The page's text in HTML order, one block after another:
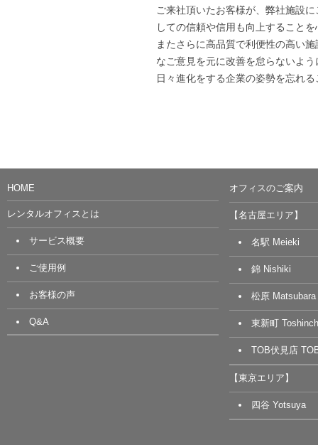
ご来社頂いたお客様が、弊社施設
しての信頼や信用も向上すること
またさらに高品質で利便性の高い
なご意見を元に改善を怠らないよ
日々進化をする企業の姿勢を忘れ
HOME
レンタルオフィスとは
サービス概要
ご使用例
お客様の声
Q&A
オフィスのご案内
【名古屋エリア】
名駅 Meieki
錦 Nishiki
松原 Matsubara
東新町
TOB伏見店
【東京エリア】
四谷 Yotsuya